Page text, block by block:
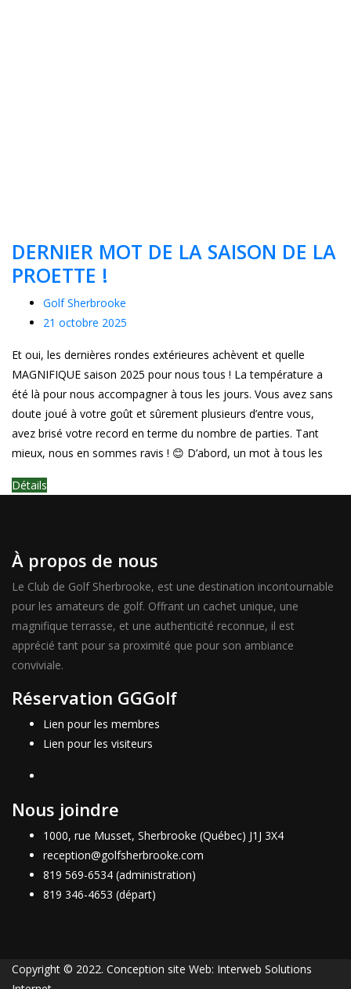
DERNIER MOT DE LA SAISON DE LA
PROETTE !
Golf Sherbrooke
21 octobre 2025
Et oui, les dernières rondes extérieures achèvent et quelle
MAGNIFIQUE saison 2025 pour nous tous ! La température a
été là pour nous accompagner à tous les jours. Vous avez sans
doute joué à votre goût et sûrement plusieurs d’entre vous,
avez brisé votre record en terme du nombre de parties. Tant
mieux, nous en sommes ravis ! 😊 D’abord, un mot à tous les
Détails
À propos de nous
Le Club de Golf Sherbrooke, est une destination incontournable
pour les amateurs de golf. Offrant un cachet unique, une
magnifique terrasse, et une authenticité reconnue, il est
apprécié tant pour sa proximité que pour son ambiance
conviviale.
Réservation GGGolf
Lien pour les membres
Lien pour les visiteurs
Nous joindre
1000, rue Musset, Sherbrooke (Québec) J1J 3X4
reception@golfsherbrooke.com
819 569-6534 (administration)
819 346-4653 (départ)
Copyright © 2022. Conception site Web: Interweb Solutions